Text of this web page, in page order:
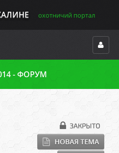
охотничий портал
- ФОРУМ